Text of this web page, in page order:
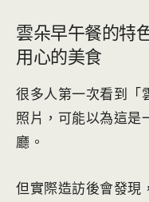
雲朵早午餐的特
用心的美食
很多人第一次看到「
照片，可能以為這是
廳。
但實際造訪後會發現